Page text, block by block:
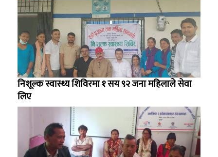
निशूल्क स्वास्थ्य शिविरमा १ सय ९२ जना महिलाले सेवा
लिए